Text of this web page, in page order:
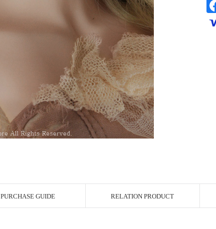
PURCHASE GUIDE RELATION PRODUCT